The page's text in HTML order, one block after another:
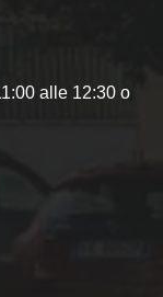
alle 12:30 o